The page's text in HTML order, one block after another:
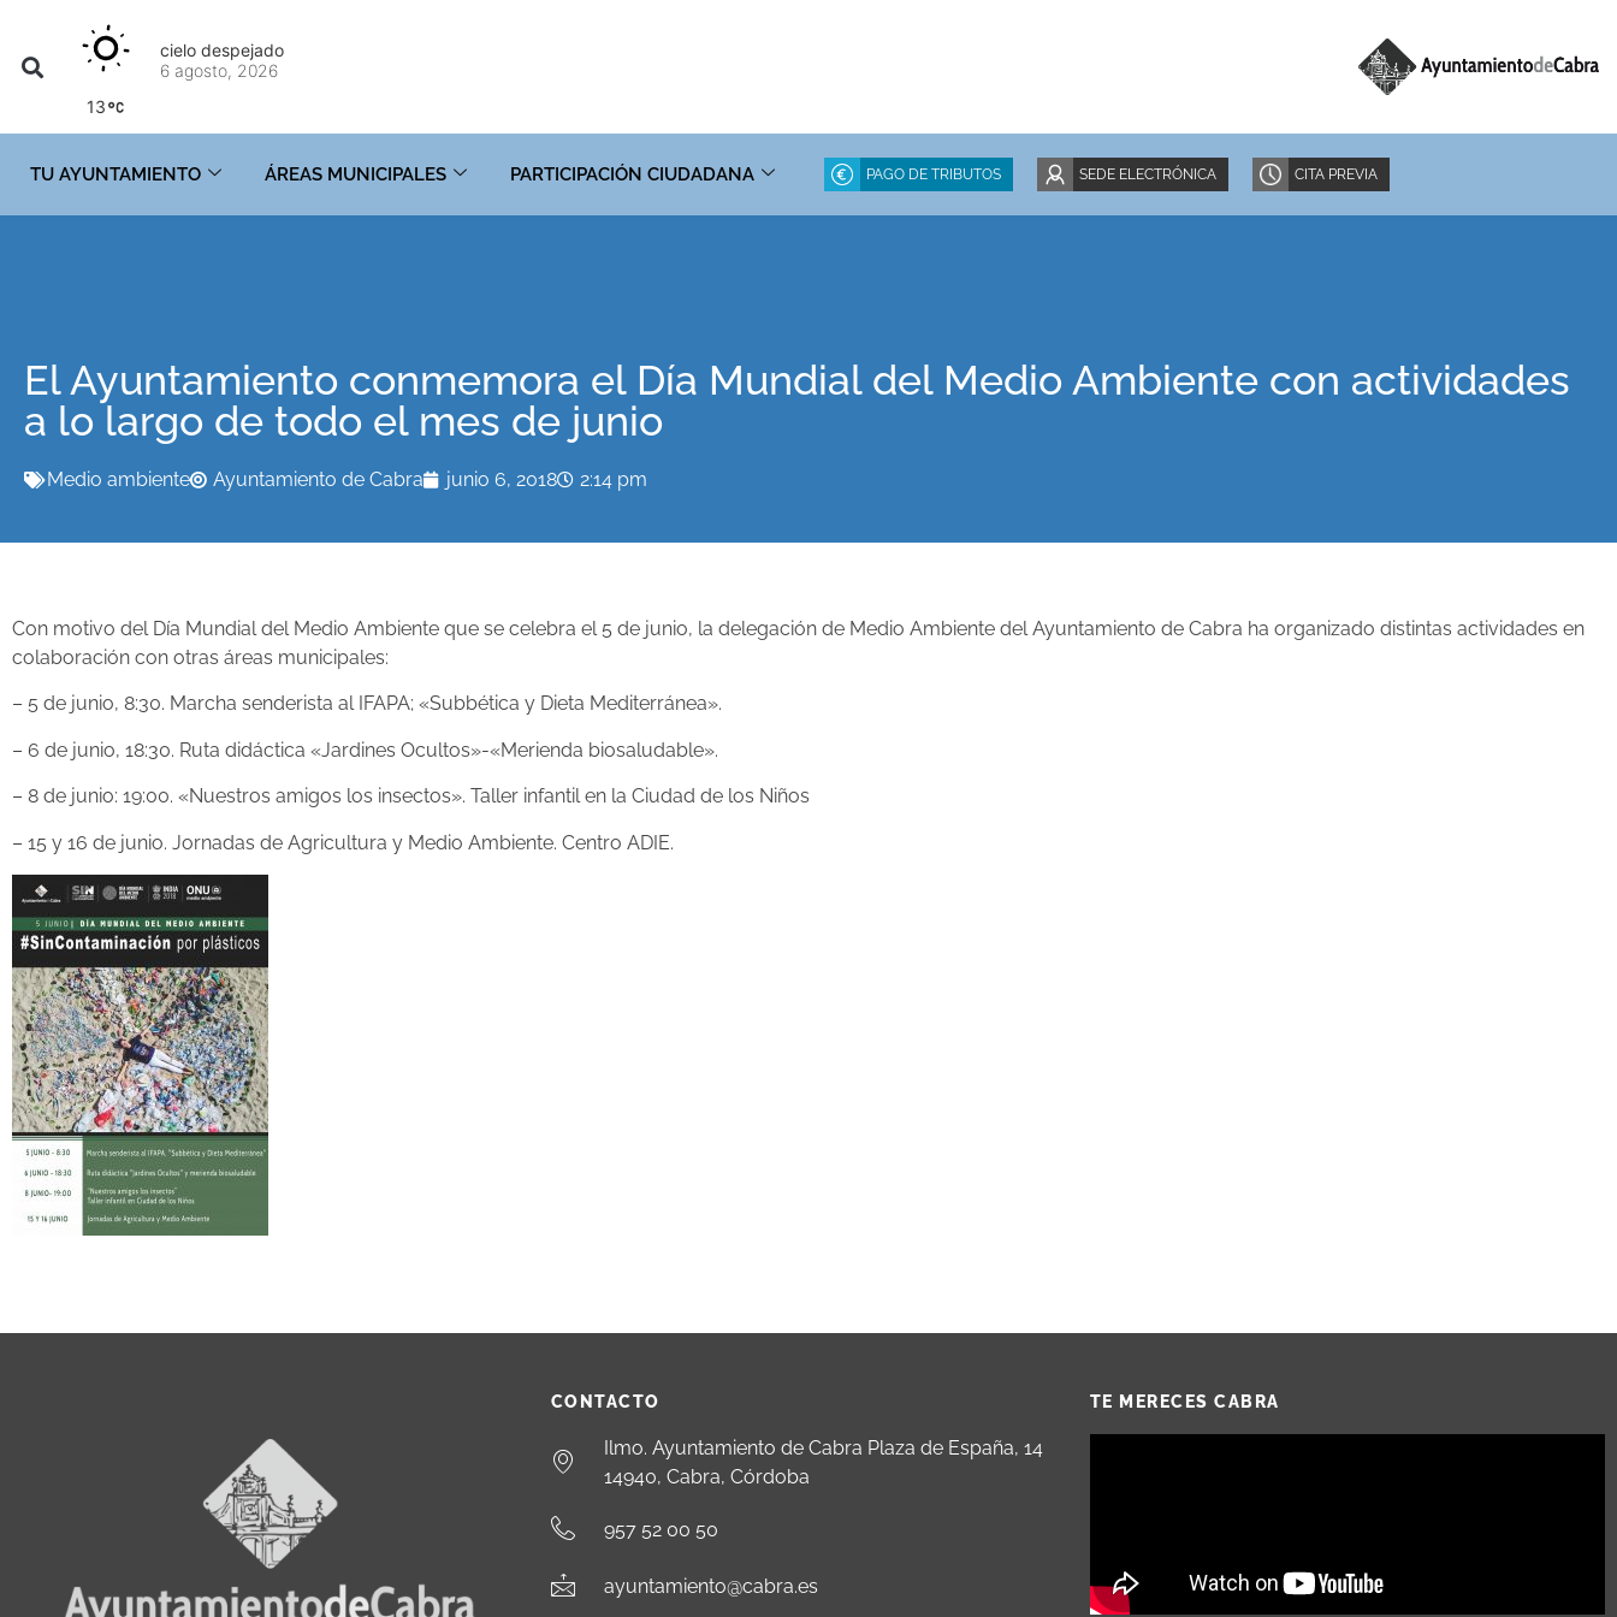
13
cielo despejado
6 agosto, 2026
TU AYUNTAMIENTO ÁREAS MUNICIPALES PARTICIPACIÓN CIUDADANA PAGO DE TRIBUTOS SEDE ELECTRÓNICA CITA PREVIA
El Ayuntamiento conmemora el Día Mundial del Medio Ambiente con actividades
a lo largo de todo el mes de junio
Medio ambiente Ayuntamiento de Cabra junio 6, 2018 2:14 pm
Con motivo del Día Mundial del Medio Ambiente que se celebra el 5 de junio, la delegación de Medio Ambiente del Ayuntamiento de Cabra ha organizado distintas actividades en
colaboración con otras áreas municipales:
– 5 de junio, 8:30. Marcha senderista al IFAPA; «Subbética y Dieta Mediterránea».
– 6 de junio, 18:30. Ruta didáctica «Jardines Ocultos»-«Merienda biosaludable».
– 8 de junio: 19:00. «Nuestros amigos los insectos». Taller infantil en la Ciudad de los Niños
– 15 y 16 de junio. Jornadas de Agricultura y Medio Ambiente. Centro ADIE.
CONTACTO
Ilmo. Ayuntamiento de Cabra Plaza de España, 14
14940, Cabra, Córdoba
957 52 00 50
ayuntamiento@cabra.es
TE MERECES CABRA